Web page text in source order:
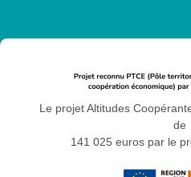
Le projet Altitudes
de
141 025 euros par le